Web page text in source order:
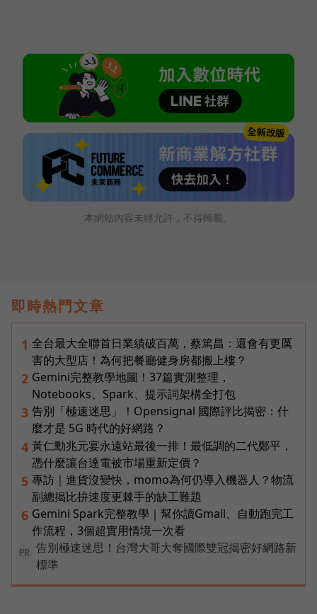
本網站內容未經允許，不得轉載。
即時熱門文章
1 全台最大全聯首日業績破百萬，蔡篤昌：還會有更厲
害的大型店！為何把餐廳健身房都搬上樓？
2 Gemini完整教學地圖！37篇實測整理，
Notebooks、Spark、提示詞架構全打包
3 告別「極速迷思」！Opensignal 國際評比揭密：什
麼才是 5G 時代的好網路？
4 黃仁勳兆元宴永遠站最後一排！最低調的二代鄭平，
憑什麼讓台達電被市場重新定價？
5 專訪｜進貨沒變快，momo為何仍導入機器人？物流
副總揭比拚速度更棘手的缺工難題
6 Gemini Spark完整教學｜幫你讀Gmail、自動跑完工
作流程，3個超實用情境一次看
PR
告別極速迷思！台灣大哥大奪國際雙冠揭密好網路新
標準